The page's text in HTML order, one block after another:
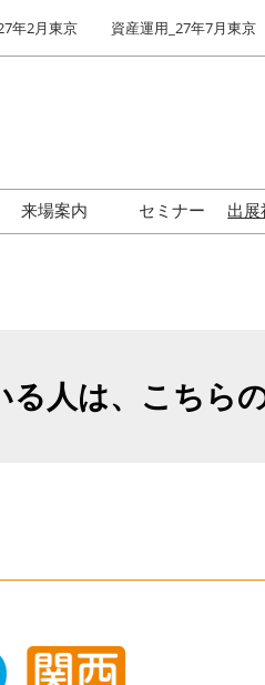
年2月東京 資産運用_27年7月東京
来場案内
セミナー 出
る人は、こちら